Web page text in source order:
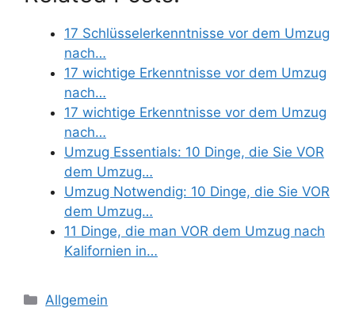
17 Schlüsselerkenntnisse vor dem Umzug
nach…
17 wichtige Erkenntnisse vor dem Umzug
nach…
17 wichtige Erkenntnisse vor dem Umzug
nach…
Umzug Essentials: 10 Dinge, die Sie VOR
dem Umzug…
Umzug Notwendig: 10 Dinge, die Sie VOR
dem Umzug…
11 Dinge, die man VOR dem Umzug nach
Kalifornien in…
Categories
Allgemein